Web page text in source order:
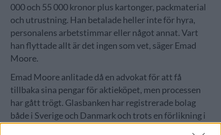
000 och 55 000 kronor plus kartonger, packmaterial
och utrustning. Han betalade heller inte för hyra,
personalens arbetstimmar eller något annat. Vart
han flyttade allt är det ingen som vet, säger Emad
Moore.
Emad Moore anlitade då en advokat för att få
tillbaka sina pengar för aktieköpet, men processen
har gått trögt. Glasbanken har registrerade bolag
både i Sverige och Danmark och trots en förlikning i